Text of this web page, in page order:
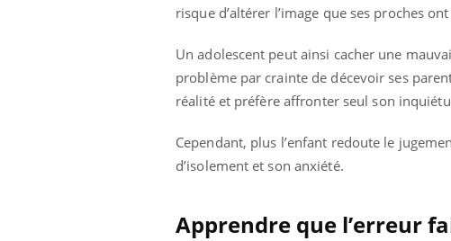
risque d’altérer l’image que ses proches
Un adolescent peut ainsi cacher une
problème par crainte de décevoir ses
réalité et préfère affronter seul son
Cependant, plus l’enfant redoute le
d’isolement et son anxiété.
Apprendre que l’erreur